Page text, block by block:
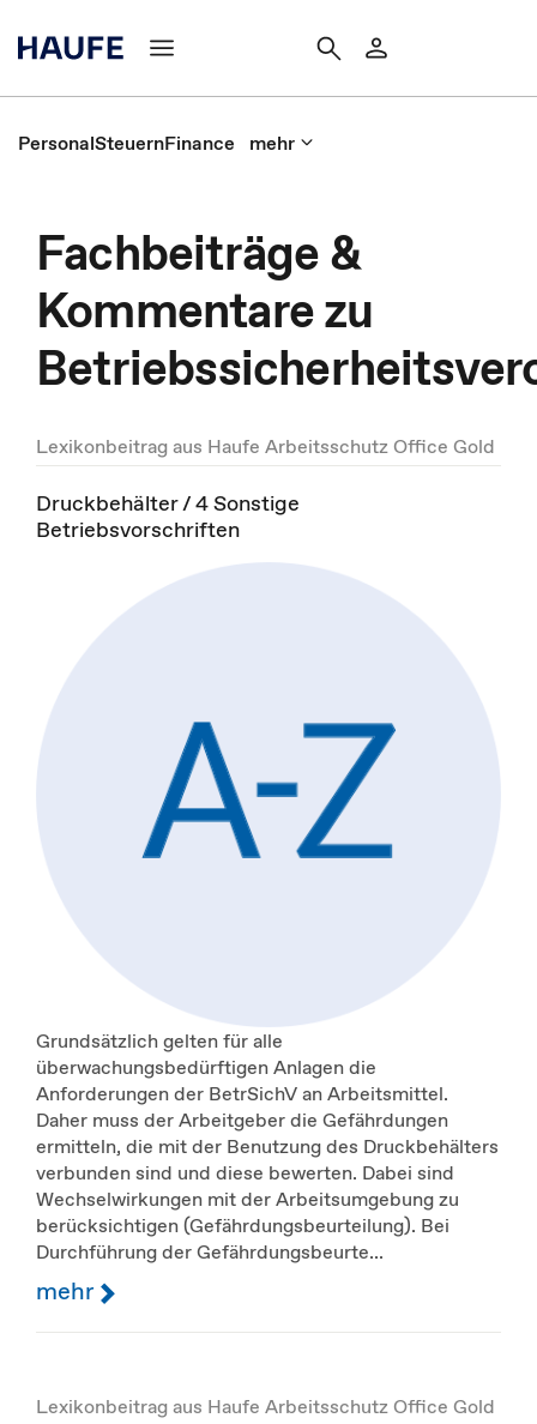
PersonalSteuernFinance mehr
Fachbeiträge &
Kommentare zu
Lexikonbeitrag aus Haufe Arbeitsschutz Office Gold
Druckbehälter / 4 Sonstige
Betriebsvorschriften
Grundsätzlich gelten für alle
überwachungsbedürftigen Anlagen die
Anforderungen der BetrSichV an Arbeitsmittel.
Daher muss der Arbeitgeber die Gefährdungen
ermitteln, die mit der Benutzung des Druckbehälters
verbunden sind und diese bewerten. Dabei sind
Wechselwirkungen mit der Arbeitsumgebung zu
berücksichtigen (Gefährdungsbeurteilung). Bei
Durchführung der Gefährdungsbeurte...
mehr
Lexikonbeitrag aus Haufe Arbeitsschutz Office Gold